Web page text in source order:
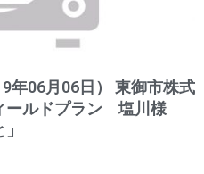
年06月06日） 東御市株式
ールドプラン 塩川様